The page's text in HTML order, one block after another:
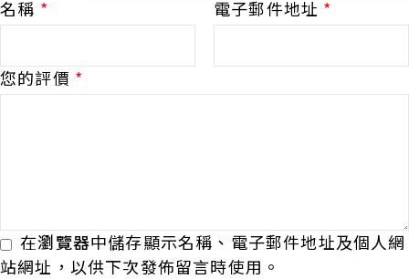
您的評價 *
名稱 * 電子郵件地址 *
在瀏覽器中儲存顯示名稱、電子郵件地址及個人網
站網址，以供下次發佈留言時使用。